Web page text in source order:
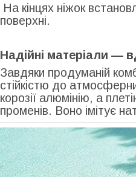
На кінцях ніжок
поверхні.
Надійні матеріали —
Завдяки продуманій
стійкістю до
корозії алюмінію, а
променів. Воно імітує